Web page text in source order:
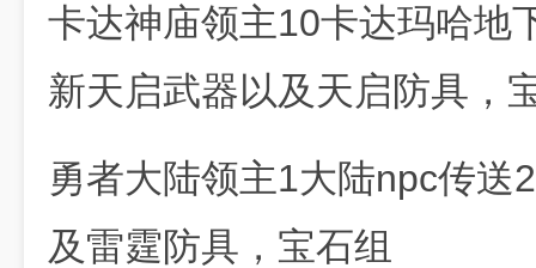
卡达神庙领主10卡达玛哈地
新天启武器以及天启防具，
勇者大陆领主1大陆npc传送
及雷霆防具，宝石组